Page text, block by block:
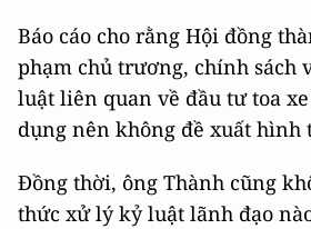
Báo cáo cho rằng Hội đồng
phạm chủ trương, chính sách
luật liên quan về đầu tư toa
dụng nên không đề xuất
Đồng thời, ông Thành cũng
thức xử lý kỷ luật lãnh đạo